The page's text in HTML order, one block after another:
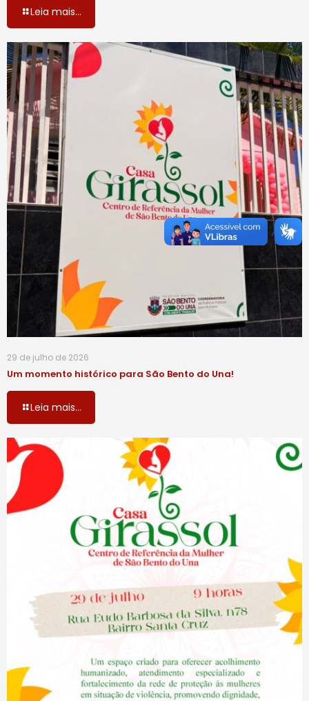
Leia mais...
29 de julho de 2026
Um momento histórico para São Bento do Una!
Leia mais...